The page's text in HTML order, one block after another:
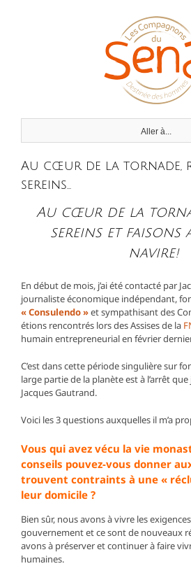
Aller à...
Au cœur de la tornade,
sereins…
Au cœur de la
sereins et faisons
navire!
En début de mois, j’ai été contacté par
journaliste économique indépendant,
« Consulendo »et sympathisant des
étions rencontrés lors des Assises de la
humain entrepreneurial en février
C’est dans cette période singulière sur
large partie de la planète est à l’arrêt
Jacques Gautrand.
Voici les 3 questions auxquelles il m’a
Vous qui avez vécu la vie
conseils pouvez-vous donner
trouvent contraints à une «
leur domicile ?
Bien sûr, nous avons à vivre les
gouvernement et ce sont de nouveaux
avons à préserver et continuer à faire
humaines.